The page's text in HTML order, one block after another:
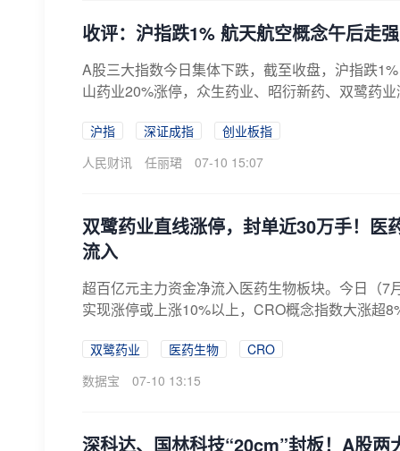
收评：沪指跌1% 航天航空概念午后走强
A股三大指数今日集体下跌，截至收盘，沪指跌
山药业20%涨停，众生药业、昭衍新药、双鹭药
沪指 深证成指
创业板指
人民财讯
任丽珺 07-10 15:07
双鹭药业直线涨停，封单近30万手！医
流入
超百亿元主力资金净流入医药生物板块。今日（
实现涨停或上涨10%以上，CRO概念指数大涨超
双鹭药业 医药生物
CRO
数据宝
07-10 13:15
深科达、国林科技“20cm”封板！A股两